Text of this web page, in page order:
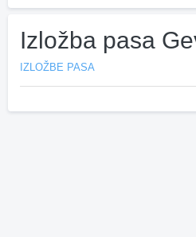
Izložba pasa
IZLOŽBE PASA